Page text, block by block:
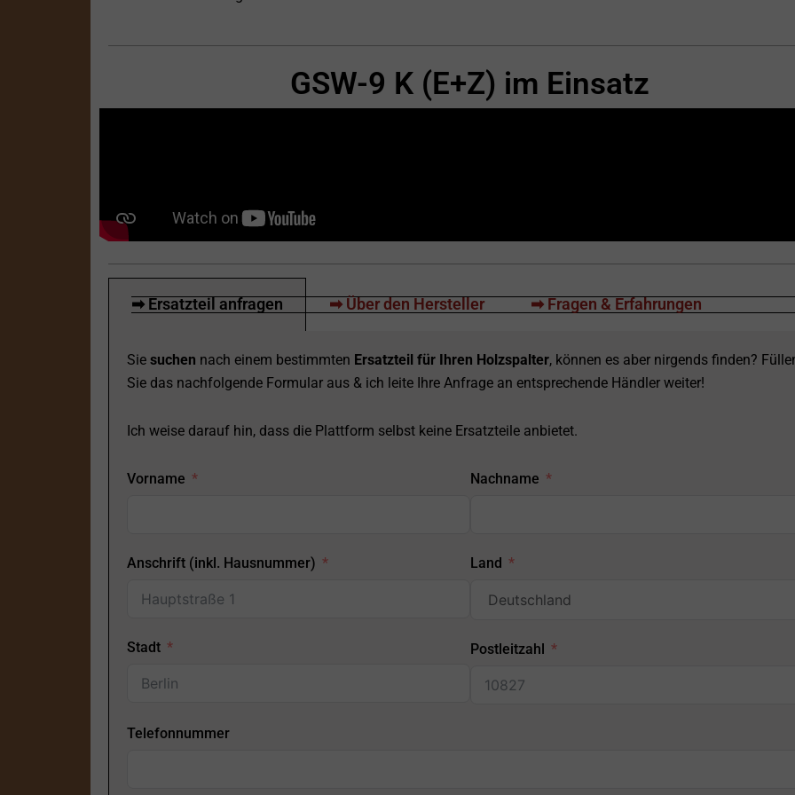
GSW-9 K (E+Z) im Einsatz
➡ Ersatzteil anfragen ➡ Über den Hersteller ➡ Fragen & Erfahrungen
Sie suchen nach einem bestimmten Ersatzteil für Ihren Holzspalter, können es aber nirgends finden?
Sie das nachfolgende Formular aus & ich leite Ihre Anfrage an entsprechende Händler weiter!
Ich weise darauf hin, dass die Plattform selbst keine Ersatzteile anbietet.
Vorname Nachname
Anschrift (inkl. Hausnummer)
Stadt
Land
Postleitzahl
Telefonnummer